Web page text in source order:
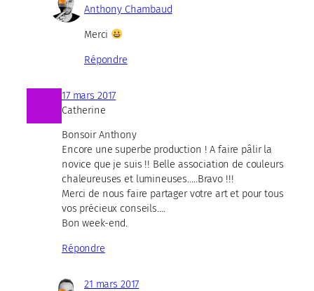
Anthony Chambaud
Merci
Répondre
17 mars 2017
Catherine
Bonsoir Anthony
Encore une superbe production ! A faire pâlir la
novice que je suis !! Belle association de couleurs
chaleureuses et lumineuses…..Bravo !!!
Merci de nous faire partager votre art et pour tous
vos précieux conseils….
Bon week-end.
Répondre
21 mars 2017